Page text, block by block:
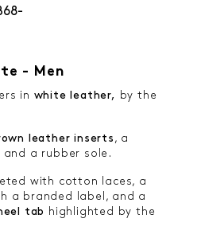
- Men
in white leather, by the
leather inserts , a
a rubber sole.
with cotton laces, a
a branded label, and a
tab highlighted by the